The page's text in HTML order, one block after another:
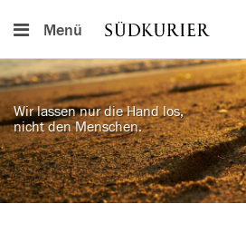
Menü
Wir lassen nur die Hand los,
nicht den Menschen.